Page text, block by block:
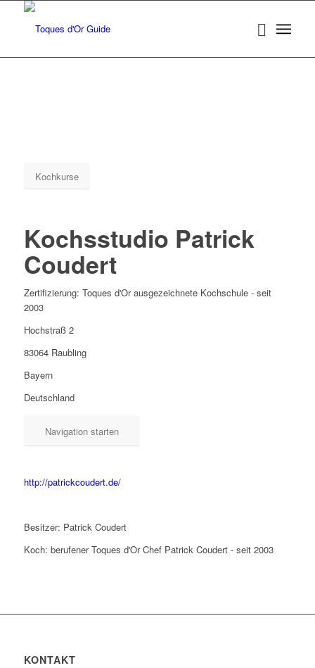
Kochkurse
Kochsstudio Patrick
Coudert
Zertifizierung: Toques d'Or ausgezeichnete Kochschule - seit
2003
Hochstraß 2
83064 Raubling
Bayern
Deutschland
Navigation starten
http://patrickcoudert.de/
Besitzer: Patrick Coudert
Koch: berufener Toques d'Or Chef Patrick Coudert - seit 2003
KONTAKT